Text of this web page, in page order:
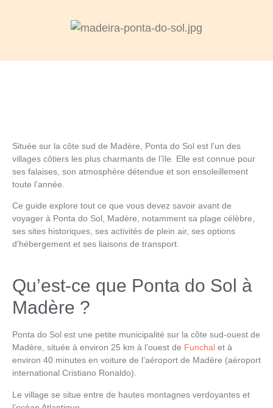
Située sur la côte sud de Madère, Ponta do Sol est l’un des
villages côtiers les plus charmants de l’île. Elle est connue pour
ses falaises, son atmosphère détendue et son ensoleillement
toute l’année.
Ce guide explore tout ce que vous devez savoir avant de
voyager à Ponta do Sol, Madère , notamment sa plage célèbre,
ses sites historiques, ses activités de plein air, ses options
d’hébergement et ses liaisons de transport.
Qu’est-ce que Ponta do Sol à
Madère ?
Ponta do Sol est une petite municipalité sur la côte sud-ouest de
Madère, située à environ 25 km à l’ouest de Funchal et à
environ 40 minutes en voiture de l’aéroport de Madère (aéroport
international Cristiano Ronaldo).
Le village se situe entre de hautes montagnes verdoyantes et